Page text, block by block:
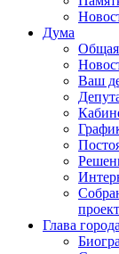
Дума
Ваш
Глава города